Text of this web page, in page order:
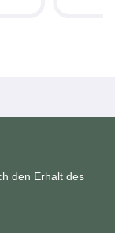
den Erhalt des